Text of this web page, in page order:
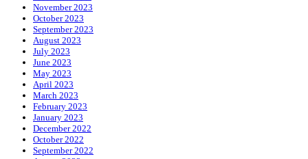
November 2023
October 2023
September 2023
August 2023
July 2023
June 2023
May 2023
April 2023
March 2023
February 2023
January 2023
December 2022
October 2022
September 2022